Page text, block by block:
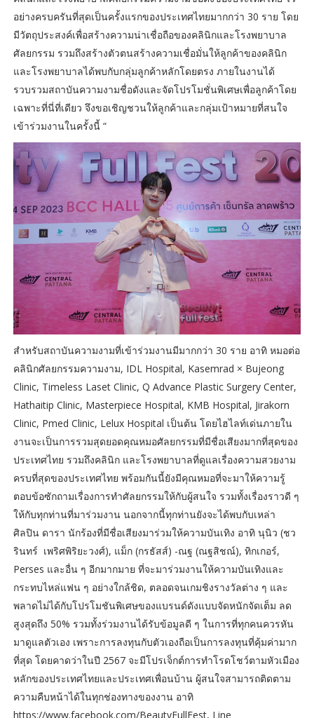
อย่างครบครันที่สุดเป็นครั้งแรกของประเทศไทยมากกว่า 30 ราย โดย
มีวัตถุประสงค์เพื่อสร้างความน่าเชื่อถือของคลินิกและโรงพยาบาล
ศัลยกรรม รวมถึงสร้างตัวตนสร้างความเชื่อมั่นให้ลูกค้าของคลินิก
และโรงพยาบาลได้พบกับกลุ่มลูกค้าหลักโดยตรง ภายในงานได้
รวบรวมสถาบันความงามชื่อดังและจัดโปรโมชั่นพิเศษเพื่อลูกค้าโดย
เฉพาะที่นี่ที่เดียว จึงขอเชิญชวนให้ลูกค้าและกลุ่มเป้าหมายที่สนใจ
เข้าร่วมงานในครั้งนี้ “
สำหรับสถาบันความงามที่เข้าร่วมงานมีมากกว่า 30 ราย อาทิ หมอต่อ
คลินิกศัลยกรรมความงาม, IDL Hospital, Kasemrad × Bujeong
Clinic, Timeless Laset Clinic, Q Advance Plastic Surgery Center,
Hathaitip Clinic, Masterpiece Hospital, KMB Hospital, Jirakorn
Clinic, Pmed Clinic, Lelux Hospital เป็นต้น โดยไฮไลท์เด่นภายใน
งานจะเป็นการรวมสุดยอดคุณหมอศัลยกรรมที่มีชื่อเสียงมากที่สุดของ
ประเทศไทย รวมถึงคลินิก และโรงพยาบาลที่ดูแลเรื่องความสวยงาม
ครบที่สุดของประเทศไทย พร้อมกันนี้ยังมีคุณหมอที่จะมาให้ความรู้
ตอบข้อซักถามเรื่องการทำศัลยกรรมให้กับผู้สนใจ รวมทั้งเรื่องราวดี ๆ
ให้กับทุกท่านที่มาร่วมงาน นอกจากนี้ทุกท่านยังจะได้พบกับเหล่า
ศิลปิน ดารา นักร้องที่มีชื่อเสียงมาร่วมให้ความบันเทิง อาทิ นุนิว (ชว
รินทร์ เพริศพิริยะวงศ์), แม็ก (กรธัสส์) -ณฐ (ณฐสิชณ์), ทิกเกอร์,
Perses และอื่น ๆ อีกมากมาย ที่จะมาร่วมงานให้ความบันเทิงและ
กระทบไหล่แฟน ๆ อย่างใกล้ชิด, ตลอดจนเกมชิงรางวัลต่าง ๆ และ
พลาดไม่ได้กับโปรโมชันพิเศษของแบรนด์ดังแบบจัดหนักจัดเต็ม ลด
สูงสุดถึง 50% รวมทั้งร่วมงานได้รับข้อมูลดี ๆ ในการที่ทุกคนควรหัน
มาดูแลตัวเอง เพราะการลงทุนกับตัวเองถือเป็นการลงทุนที่คุ้มค่ามาก
ที่สุด โดยคาดว่าในปี 2567 จะมีโปรเจ็กต์การทำโรดโชว์ตามหัวเมือง
หลักของประเทศไทยและประเทศเพื่อนบ้าน ผู้สนใจสามารถติดตาม
ความคืบหน้าได้ในทุกช่องทางของงาน อาทิ
https://www.facebook.com/BeautyFullFest, Line